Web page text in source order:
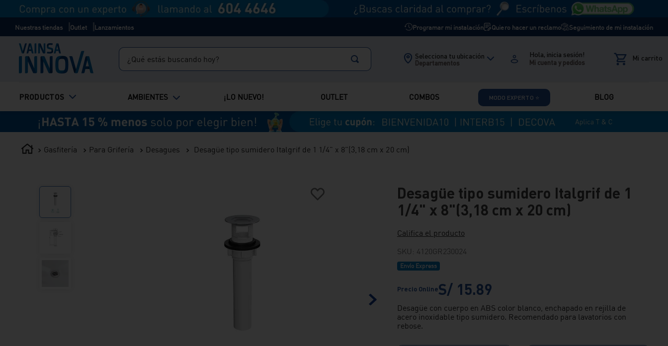
Nuestras tiendas Outlet Lanzamientos Programar mi instalación Quiero hacer un reclamo Seguimiento de mi instalación
¿Qué estás buscando hoy? Selecciona tu ubicación
Departamentos
Hola, inicia sesión!
PRODUCTOS AMBIENTES ¡LO NUEVO! OUTLET COMBOS MODO EXPERTO ⭐ BLOG
Gasfitería Para Grifería Desagues Desagüe tipo sumidero Italgrif de 1 1/4" x 8"(3,18 cm x 20 cm)
Desagüe tipo sumidero Italgrif de 1
1/4" x 8"(3,18 cm x 20 cm)
Califica el producto
SKU : 4120GR230024
Envío Express
S/ 15.89
Desagüe con cuerpo en ABS color blanco, enchapado en rejilla de
acero inoxidable tipo sumidero. Recomendado para lavatorios con
rebose.
lavadero
bali